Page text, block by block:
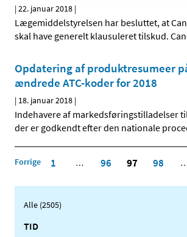
|22. januar 2018 |
Lægemiddelstyrelsen har besluttet, at
skal have generelt klausuleret tilskud.
Opdatering af produktresumeer
ændrede ATC-koder for 2018
| 18. januar 2018 |
Indehavere af markedsføringstilladelser
der er godkendt efter den nationale
Forrige 1 … 96 97 98
Alle (2505)
TID